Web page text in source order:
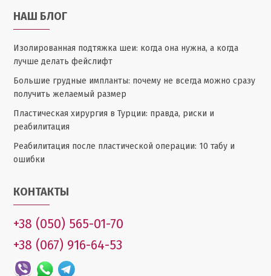
НАШ БЛОГ
Изолированная подтяжка шеи: когда она нужна, а когда
лучше делать фейслифт
Большие грудные импланты: почему не всегда можно сразу
получить желаемый размер
Пластическая хирургия в Турции: правда, риски и
реабилитация
Реабилитация после пластической операции: 10 табу и
ошибки
КОНТАКТЫ
+38 (050) 565-01-70
+38 (067) 916-64-53